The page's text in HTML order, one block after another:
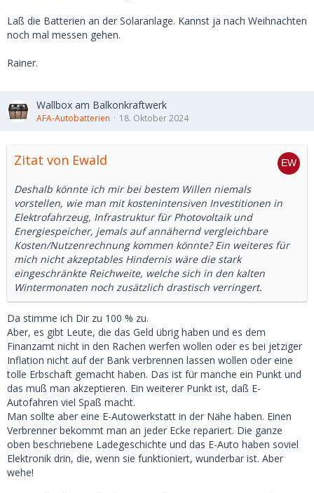
Laß die Batterien an der Solaranlage. Kannst ja nach Weihnachten
noch mal messen gehen.
Rainer.
Wallbox am Balkonkraftwerk
AFA-Autobatterien 18. Oktober 2024
Zitat von Ewald
Deshalb könnte ich mir bei bestem Willen niemals
vorstellen, wie man mit kostenintensiven Investitionen in
Elektrofahrzeug, Infrastruktur für Photovoltaik und
Energiespeicher, jemals auf annähernd vergleichbare
Kosten/Nutzenrechnung kommen könnte? Ein weiteres für
mich nicht akzeptables Hindernis wäre die stark
eingeschränkte Reichweite, welche sich in den kalten
Wintermonaten noch zusätzlich drastisch verringert.
Da stimme ich Dir zu 100 % zu.
Aber, es gibt Leute, die das Geld übrig haben und es dem
Finanzamt nicht in den Rachen werfen wollen oder es bei jetziger
Inflation nicht auf der Bank verbrennen lassen wollen oder eine
tolle Erbschaft gemacht haben. Das ist für manche ein Punkt und
das muß man akzeptieren. Ein weiterer Punkt ist, daß E-
Autofahren viel Spaß macht.
Man sollte aber eine E-Autowerkstatt in der Nähe haben. Einen
Verbrenner bekommt man an jeder Ecke repariert. Die ganze
oben beschriebene Ladegeschichte und das E-Auto haben soviel
Elektronik drin, die, wenn sie funktioniert, wunderbar ist. Aber
wehe!